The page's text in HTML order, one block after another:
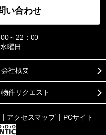
い合わせ
～22：00
水曜日
会社概要
物件リクエスト
アクセスマップ PCサイト